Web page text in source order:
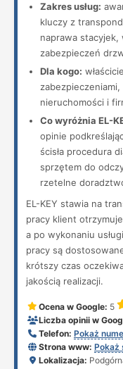
Zakres usług:
kluczy z
naprawa stacyjek,
zabezpieczeń
Dla kogo:
nieruchomości i
Co wyróżnia EL-
opinie
ścisła procedura
sprzętem do
rzetelne
EL-KEY stawia na
pracy klient
a po wykonaniu
pracy są
krótszy czas
jakością realizacji.
Ocena w Google: 5
Liczba opinii w
Telefon: Pokaż
Strona www: Pokaż
Lokalizacja: